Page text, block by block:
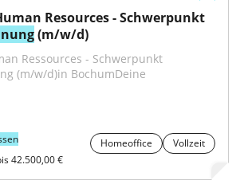
Resources - Schwerpunkt
(m/w/d)
Ressources - Schwerpunkt
(m/w/d)in BochumDeine
Homeoffice
Vollzeit
42.500,00 €